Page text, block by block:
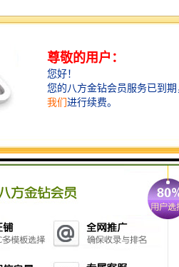
了解广告行业发展的较新趋势，
美国家第二大经济体，也是北美自
发达国家和发展中国家间较长的
限商机。墨西哥1.1亿多人口，
告业的发展，强大的经济支撑着
辐射力强，墨西哥是拉美地区第
国家之一，经济发展水平在拉丁
被认为是具有发展前途的新兴工